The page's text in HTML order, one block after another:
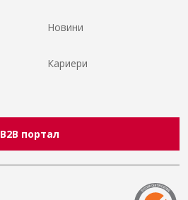
Новини
Кариери
B2B портал